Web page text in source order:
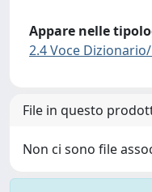
Appare nelle
2.4 Voce
File in questo
Non ci sono file